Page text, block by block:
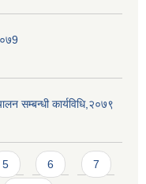
सम्बन्धी कार्यविधि,२०७९
5 6 7